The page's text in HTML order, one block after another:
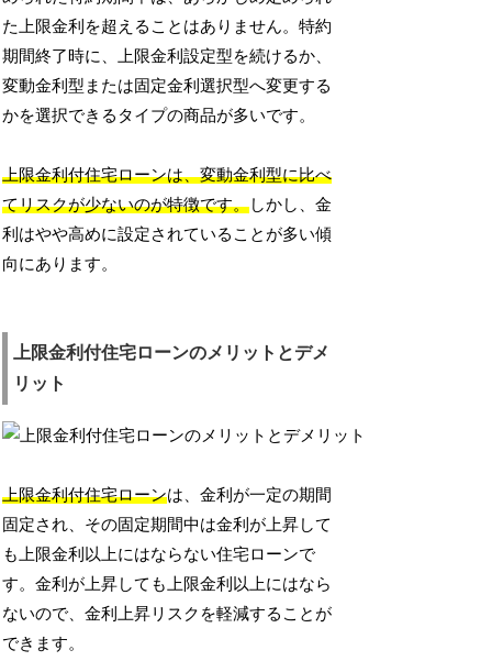
た上限金利を超えることはありません。特約
期間終了時に、上限金利設定型を続けるか、
変動金利型または固定金利選択型へ変更する
かを選択できるタイプの商品が多いです。
上限金利付住宅ローンは、変動金利型に比べ
てリスクが少ないのが特徴です。しかし、金
利はやや高めに設定されていることが多い傾
向にあります。
上限金利付住宅ローンのメリットとデメ
リット
上限金利付住宅ローンは、金利が一定の期間
固定され、その固定期間中は金利が上昇して
も上限金利以上にはならない住宅ローンで
す。金利が上昇しても上限金利以上にはなら
ないので、金利上昇リスクを軽減することが
できます。